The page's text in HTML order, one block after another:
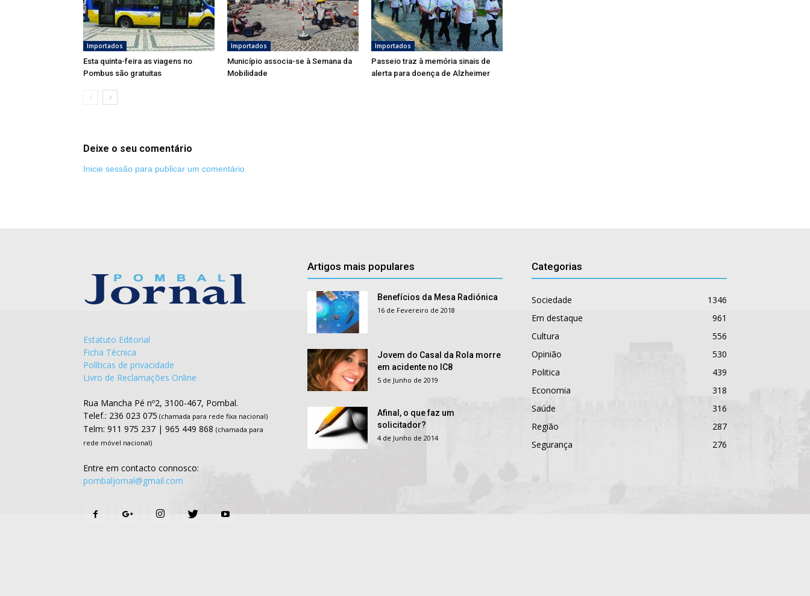
Importados
Esta quinta-feira as viagens no
Pombus são gratuitas
Importados
Município associa-se à Semana da
Mobilidade
Importados
Passeio traz à memória sinais de
alerta para doença de Alzheimer
Deixe o seu comentário
Inicie sessão para publicar um comentário
Estatuto Editorial
Ficha Técnica
Políticas de privacidade
Livro de Reclamações Online
Rua Mancha Pé nº2, 3100-467, Pombal.
Telef.: 236 023 075 (chamada para rede fixa nacional)
Telm: 911 975 237 | 965 449 868 (chamada para
rede móvel nacional)
Entre em contacto connosco:
pombaljornal@gmail.com
Artigos mais populares
Benefícios da Mesa Radiónica
16 de Fevereiro de 2018
Jovem do Casal da Rola morre
em acidente no IC8
5 de Junho de 2019
Afinal, o que faz um
solicitador?
4 de Junho de 2014
Categorias
Sociedade
1346
Em destaque
961
Cultura
556
Opinião
530
Politica
439
Economia
318
Saúde
316
Região
287
Segurança
276